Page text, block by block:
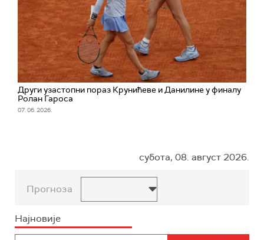
Други узастопни пораз Крунићеве и Данилине у финалу
Ролан Гароса
07. 06. 2026.
субота, 08. август 2026.
Прогноза
Најновије